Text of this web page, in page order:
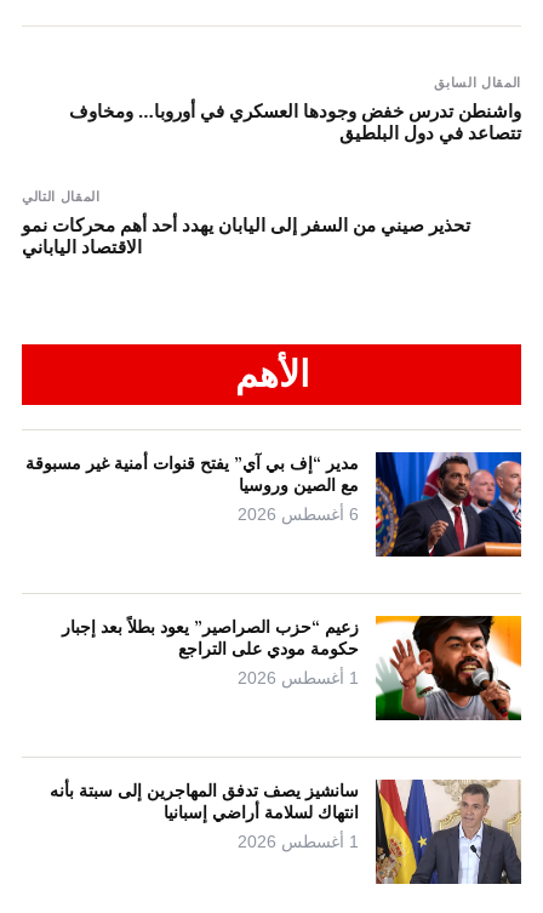
المقال السابق
واشنطن تدرس خفض وجودها العسكري في أوروبا… ومخاوف
تتصاعد في دول البلطيق
المقال التالي
تحذير صيني من السفر إلى اليابان يهدد أحد أهم محركات نمو
الاقتصاد الياباني
الأهم
مدير “إف بي آي” يفتح قنوات أمنية غير مسبوقة
مع الصين وروسيا
6 أغسطس 2026
زعيم “حزب الصراصير” يعود بطلاً بعد إجبار
حكومة مودي على التراجع
1 أغسطس 2026
سانشيز يصف تدفق المهاجرين إلى سبتة بأنه
انتهاك لسلامة أراضي إسبانيا
1 أغسطس 2026